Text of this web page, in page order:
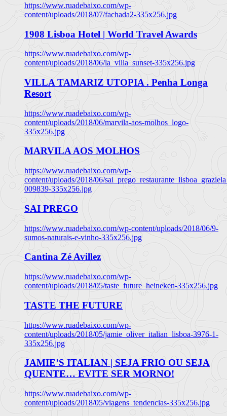
https://www.ruadebaixo.com/wp-
content/uploads/2018/07/fachada2-335x256.jpg
1908 Lisboa Hotel | World Travel Awards
https://www.ruadebaixo.com/wp-
content/uploads/2018/06/la_villa_sunset-335x256.jpg
VILLA TAMARIZ UTOPIA . Penha Longa
Resort
https://www.ruadebaixo.com/wp-
content/uploads/2018/06/marvila-aos-molhos_logo-
335x256.jpg
MARVILA AOS MOLHOS
https://www.ruadebaixo.com/wp-
content/uploads/2018/06/
009839-335x256.jpg
SAI PREGO
https://www.ruadebaixo.com/wp-content/uploads/2018/06/9-
sumos-naturais-e-vinho-335x256.jpg
Cantina Zé Avillez
https://www.ruadebaixo.com/wp-
content/uploads/2018/05/taste_future_heineken-335x256.jpg
TASTE THE FUTURE
https://www.ruadebaixo.com/wp-
content/uploads/2018/05/jamie_oliver_italian_lisboa-3976-1-
335x256.jpg
JAMIE’S ITALIAN | SEJA FRIO OU SEJA
QUENTE… EVITE SER MORNO!
https://www.ruadebaixo.com/wp-
content/uploads/2018/05/viagens_tendencias-335x256.jpg